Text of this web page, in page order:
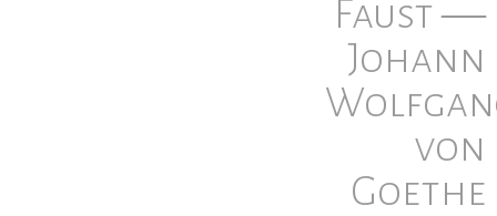
Faust ―
Johann
von
Goethe